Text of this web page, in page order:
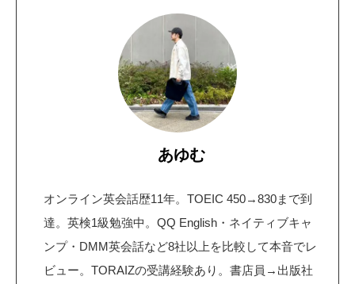
あゆむ
オンライン英会話歴11年。TOEIC 450→830まで到
達。英検1級勉強中。QQ English・ネイティブキャ
ンプ・DMM英会話など8社以上を比較して本音でレ
ビュー。TORAIZの受講経験あり。書店員→出版社